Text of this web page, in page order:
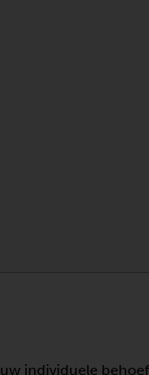
individuele